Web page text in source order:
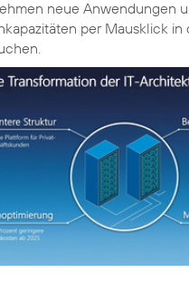
neue Anwendungen
per Mausklick in